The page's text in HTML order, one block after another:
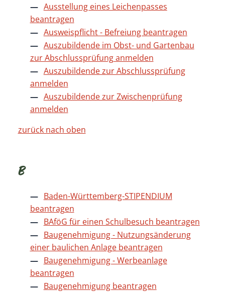
Ausstellung eines Leichenpasses
beantragen
Ausweispflicht - Befreiung beantragen
Auszubildende im Obst- und Gartenbau
zur Abschlussprüfung anmelden
Auszubildende zur Abschlussprüfung
anmelden
Auszubildende zur Zwischenprüfung
anmelden
zurück nach oben
B
Baden-Württemberg-STIPENDIUM
beantragen
BAföG für einen Schulbesuch beantragen
Baugenehmigung - Nutzungsänderung
einer baulichen Anlage beantragen
Baugenehmigung - Werbeanlage
beantragen
Baugenehmigung beantragen